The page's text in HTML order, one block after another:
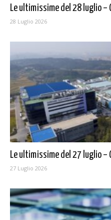
Le ultimissime del 28 luglio –
28 Luglio 2026
Le ultimissime del 27 luglio –
27 Luglio 2026